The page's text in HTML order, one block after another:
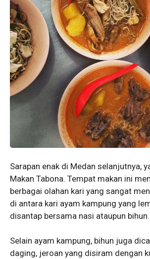
Sarapan enak di Medan selanjutnya,
Makan Tabona. Tempat makan ini
berbagai olahan kari yang sangat
di antara kari ayam kampung yang
disantap bersama nasi ataupun bihun.
Selain ayam kampung, bihun juga
daging, jeroan yang disiram dengan